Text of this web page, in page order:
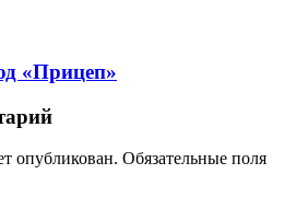
«Прицеп»
опубликован. Обязательные поля